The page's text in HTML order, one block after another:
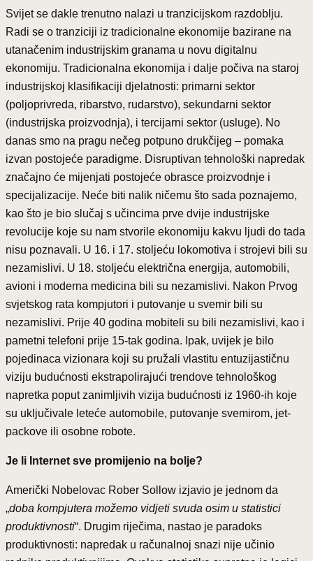
Svijet se dakle trenutno nalazi u tranzicijskom razdoblju.
Radi se o tranziciji iz tradicionalne ekonomije bazirane na
utanačenim industrijskim granama u novu digitalnu
ekonomiju. Tradicionalna ekonomija i dalje počiva na staroj
industrijskoj klasifikaciji djelatnosti: primarni sektor
(poljoprivreda, ribarstvo, rudarstvo), sekundarni sektor
(industrijska proizvodnja), i tercijarni sektor (usluge). No
danas smo na pragu nečeg potpuno drukčijeg – pomaka
izvan postojeće paradigme. Disruptivan tehnološki napredak
značajno će mijenjati postojeće obrasce proizvodnje i
specijalizacije. Neće biti nalik ničemu što sada poznajemo,
kao što je bio slučaj s učincima prve dvije industrijske
revolucije koje su nam stvorile ekonomiju kakvu ljudi do tada
nisu poznavali. U 16. i 17. stoljeću lokomotiva i strojevi bili su
nezamislivi. U 18. stoljeću električna energija, automobili,
avioni i moderna medicina bili su nezamislivi. Nakon Prvog
svjetskog rata kompjutori i putovanje u svemir bili su
nezamislivi. Prije 40 godina mobiteli su bili nezamislivi, kao i
pametni telefoni prije 15-tak godina. Ipak, uvijek je bilo
pojedinaca vizionara koji su pružali vlastitu entuzijastičnu
viziju budućnosti ekstrapolirajući trendove tehnološkog
napretka poput zanimljivih vizija budućnosti iz 1960-ih koje
su uključivale leteće automobile, putovanje svemirom, jet-
packove ili osobne robote.
Je li Internet sve promijenio na bolje?
Američki Nobelovac Rober Sollow izjavio je jednom da
„doba kompjutera možemo vidjeti svuda osim u statistici
produktivnosti“. Drugim riječima, nastao je paradoks
produktivnosti: napredak u računalnoj snazi nije učinio